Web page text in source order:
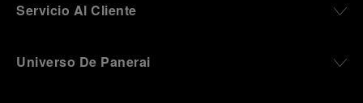
Servicio Al Cliente
Universo De Panerai